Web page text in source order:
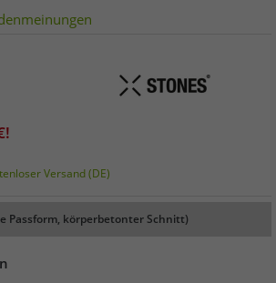
Versand (DE)
Passform, körperbetonter Schnitt)